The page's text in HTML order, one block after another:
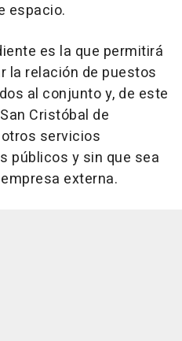
espacio.
es la que permitirá
la relación de puestos
al conjunto y, de este
Cristóbal de
servicios
públicos y sin que sea
externa.